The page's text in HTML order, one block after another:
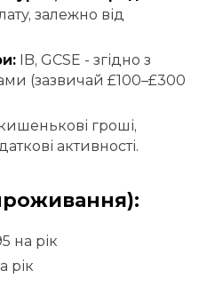
залежно від
IB, GCSE - згідно з
(зазвичай £100–£300
гроші,
активності.
на рік
рік